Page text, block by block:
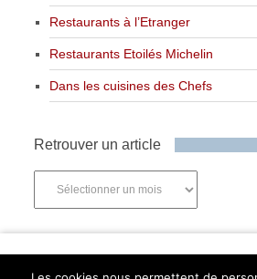
Restaurants à l’Etranger
Restaurants Etoilés Michelin
Dans les cuisines des Chefs
Retrouver un article